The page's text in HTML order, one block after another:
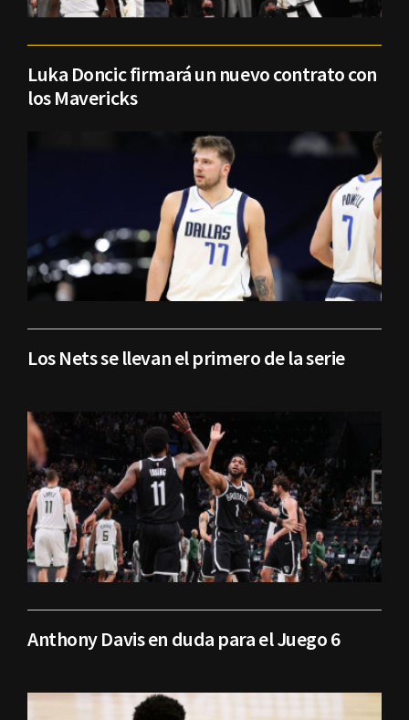
Luka Doncic firmará un nuevo contrato con
los Mavericks
Los Nets se llevan el primero de la serie
Anthony Davis en duda para el Juego 6